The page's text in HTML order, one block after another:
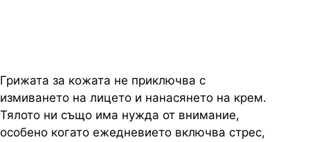
Грижата за кожата не приключва с
измиването на лицето и нанасянето на крем.
Тялото ни също има нужда от внимание,
особено когато ежедневието включва стрес,